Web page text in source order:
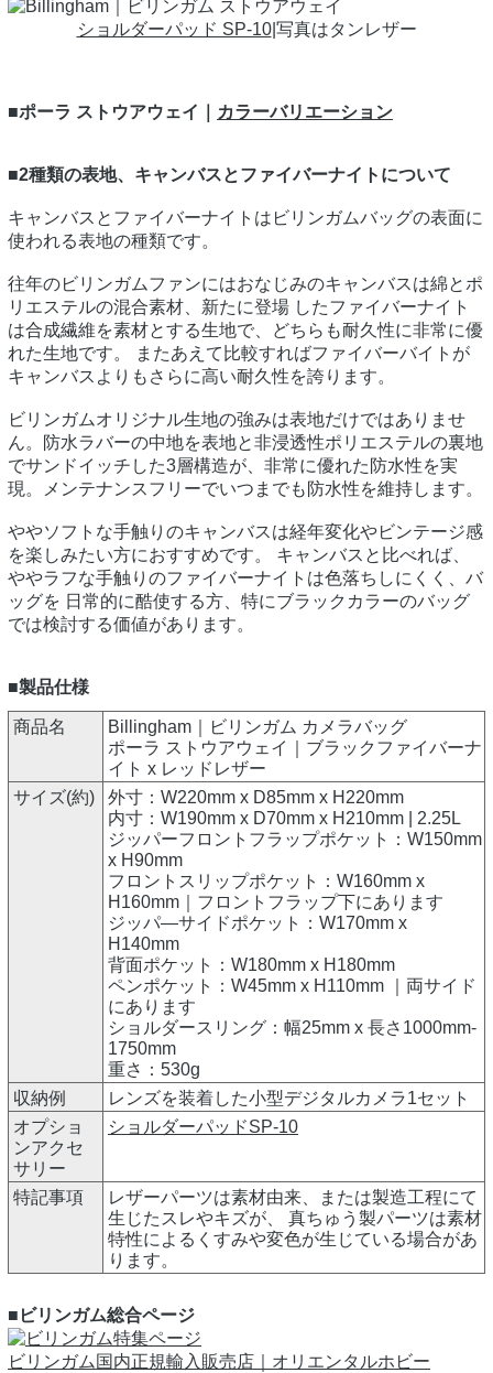
ショルダーパッド SP-10|写真はタンレザー
■ポーラ ストウアウェイ｜ カラーバリエーション
■2種類の表地、キャンバスとファイバーナイトについて
キャンバスとファイバーナイトはビリンガムバッグの表面に
使われる表地の種類です。
往年のビリンガムファンにはおなじみのキャンバスは綿とポ
リエステルの混合素材、新たに登場 したファイバーナイト
は合成繊維を素材とする生地で、どちらも耐久性に非常に優
れた生地です。 またあえて比較すればファイバーバイトが
キャンバスよりもさらに高い耐久性を誇ります。
ビリンガムオリジナル生地の強みは表地だけではありませ
ん。防水ラバーの中地を表地と非浸透性ポリエステルの裏地
でサンドイッチした3層構造が、非常に優れた防水性を実
現。メンテナンスフリーでいつまでも防水性を維持します。
ややソフトな手触りのキャンバスは経年変化やビンテージ感
を楽しみたい方におすすめです。 キャンバスと比べれば、
ややラフな手触りのファイバーナイトは色落ちしにくく、バ
ッグを 日常的に酷使する方、特にブラックカラーのバッグ
では検討する価値があります。
■製品仕様
商品名
Billingham｜ビリンガム カメラバッグ
ポーラ ストウアウェイ｜ブラックファイバーナ
イト x レッドレザー
サイズ(約)
外寸：W220mm x D85mm x H220mm
内寸：W190mm x D70mm x H210mm | 2.25L
ジッパーフロントフラップポケット：W150mm
x H90mm
フロントスリップポケット：W160mm x
H160mm｜フロントフラップ下にあります
ジッパ―サイドポケット：W170mm x
H140mm
背面ポケット：W180mm x H180mm
ペンポケット：W45mm x H110mm ｜両サイド
にあります
ショルダースリング：幅25mm x 長さ1000mm-
1750mm
重さ：530g
収納例
レンズを装着した小型デジタルカメラ1セット
オプショ
ンアクセ
サリー
ショルダーパッドSP-10
特記事項
レザーパーツは素材由来、または製造工程にて
生じたスレやキズが、 真ちゅう製パーツは素材
特性によるくすみや変色が生じている場合があ
ります。
■ビリンガム総合ページ
ビリンガム国内正規輸入販売店｜オリエンタルホビー